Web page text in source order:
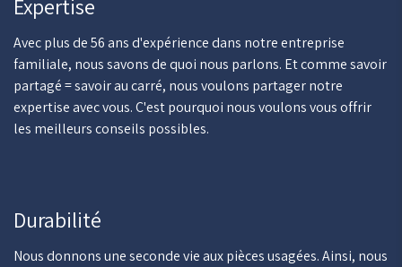
Expertise
Avec plus de 56 ans d'expérience dans notre entreprise
familiale, nous savons de quoi nous parlons. Et comme savoir
partagé = savoir au carré, nous voulons partager notre
expertise avec vous. C'est pourquoi nous voulons vous offrir
les meilleurs conseils possibles.
Durabilité
Nous donnons une seconde vie aux pièces usagées. Ainsi, nous